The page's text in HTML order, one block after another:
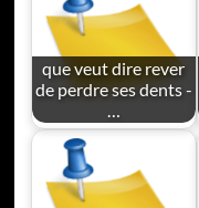
que veut dire rever
de perdre ses dents -
…